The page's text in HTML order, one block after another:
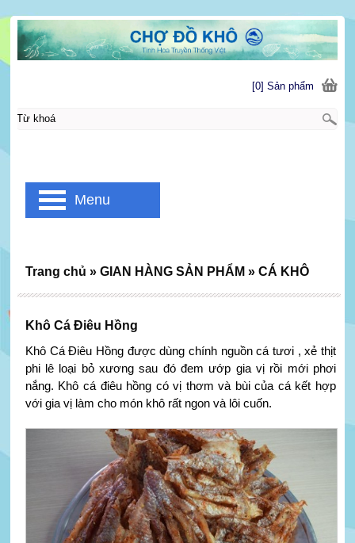
Khô Cá Điêu Hồng
Khô Cá Điêu Hồng được dùng chính nguồn cá tươi , xẻ thịt
phi lê loại bỏ xương sau đó đem ướp gia vị rồi mới phơi
nắng. Khô cá điêu hồng có vị thơm và bùi của cá kết hợp
với gia vị làm cho món khô rất ngon và lôi cuốn.
Trang chủ » GIAN HÀNG SẢN PHẨM » CÁ KHÔ
[0] Sản phẩm
Menu